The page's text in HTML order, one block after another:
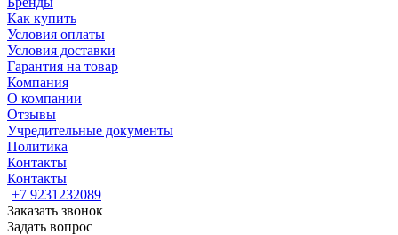
Как купить
Условия оплаты
Условия доставки
Гарантия на товар
Компания
О компании
Отзывы
Учредительные документы
Политика
Контакты
Контакты
+7 9231232089
Заказать звонок
Задать вопрос